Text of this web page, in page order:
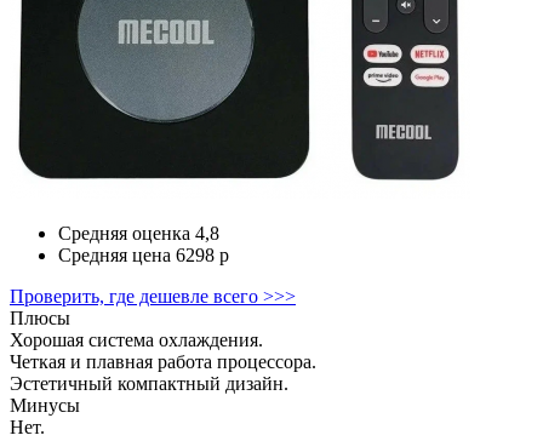
Средняя оценка 4,8
Средняя цена 6298 р
Проверить, где дешевле всего >>>
Плюсы
Хорошая система охлаждения.
Четкая и плавная работа процессора.
Эстетичный компактный дизайн.
Минусы
Нет.